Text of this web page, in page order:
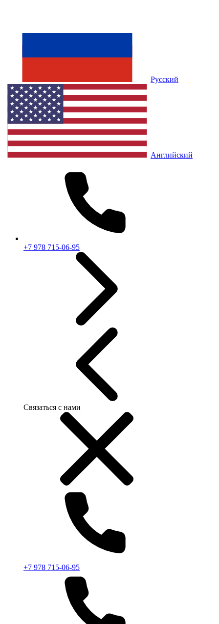
Русский
Английский
+7 978 715-06-95
Связаться с нами
+7 978 715-06-95